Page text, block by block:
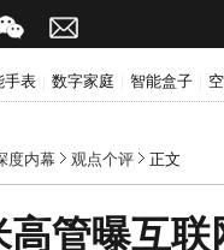
手表 数字家庭 智能盒子
度内幕 观点个评 正文
高管曝互